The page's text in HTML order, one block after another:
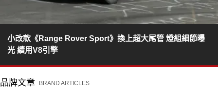
小改款《Range Rover Sport》換上超大尾管 燈組細節曝
光 續用V8引擎
品牌文章 BRAND ARTICLES